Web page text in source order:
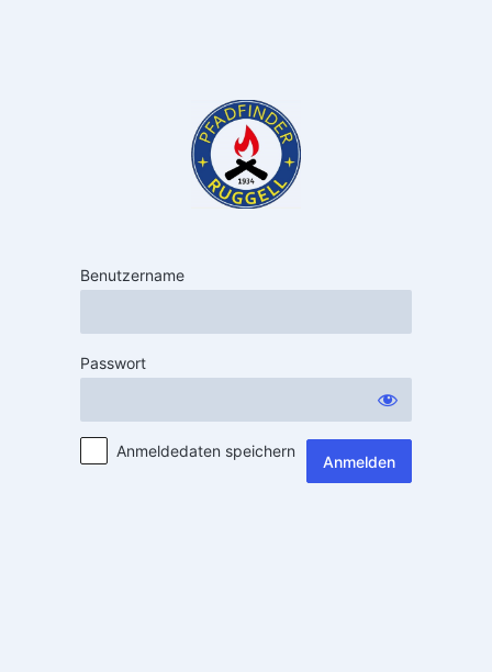
Benutzername
Passwort
Anmeldedaten speichern